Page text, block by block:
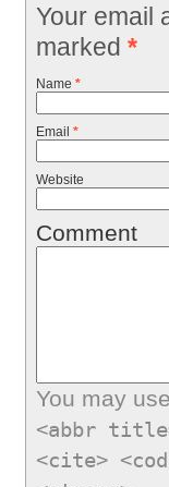
Your email
marked *
Name *
Email *
Website
Comment
You may
<abbr
<cite>